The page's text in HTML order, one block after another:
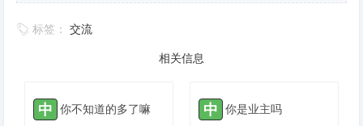
标签： 交流
相关信息
中 你不知道的多了嘛 中 你是业主吗